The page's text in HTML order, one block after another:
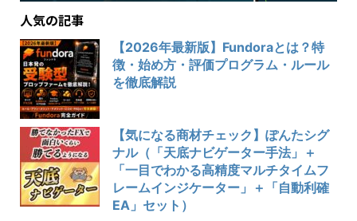
人気の記事
【2026年最新版】Fundoraとは？特
徴・始め方・評価プログラム・ルール
を徹底解説
【気になる商材チェック】ぽんたシグ
ナル（「天底ナビゲーター手法」＋
「一目でわかる高精度マルチタイムフ
レームインジケーター」＋「自動利確
EA」セット）